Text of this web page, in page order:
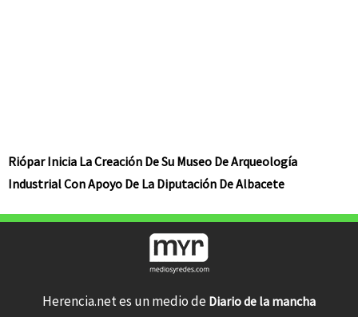
Riópar Inicia La Creación De Su Museo De Arqueología
Industrial Con Apoyo De La Diputación De Albacete
Herencia.net es un medio de Diario de la mancha